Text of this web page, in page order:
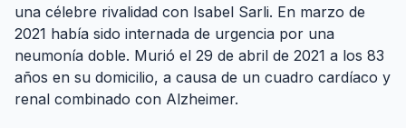
una célebre rivalidad con Isabel Sarli. En marzo de
2021 había sido internada de urgencia por una
neumonía doble. Murió el 29 de abril de 2021 a los 83
años en su domicilio, a causa de un cuadro cardíaco y
renal combinado con Alzheimer.